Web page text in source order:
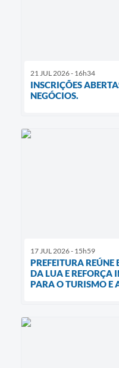
21 JUL 2026 - 16h34
INSCRIÇÕES
NEGÓCIOS.
17 JUL 2026 - 15h59
PREFEITURA REÚNE
DA LUA E REFORÇA
PARA O TURISMO E